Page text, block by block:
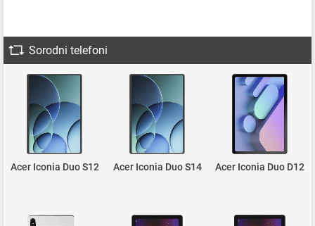
Sorodni telefoni
Acer Iconia Duo S12 Acer Iconia Duo S14 Acer Iconia Duo D12